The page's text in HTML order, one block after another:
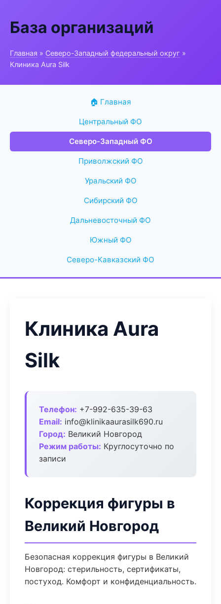
База организаций
Главная » Северо-Западный федеральный округ »
Клиника Aura Silk
🏠 Главная
Центральный ФО
Северо-Западный ФО
Приволжский ФО
Уральский ФО
Сибирский ФО
Дальневосточный ФО
Южный ФО
Северо-Кавказский ФО
Клиника Aura
Silk
Телефон: +7-992-635-39-63
Email: info@klinikaaurasilk690.ru
Город: Великий Новгород
Режим работы: Круглосуточно по
записи
Коррекция фигуры в
Великий Новгород
Безопасная коррекция фигуры в Великий
Новгород: стерильность, сертификаты,
постуход. Комфорт и конфиденциальность.